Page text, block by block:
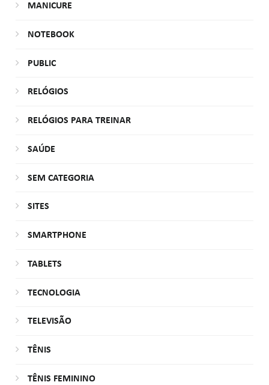
MANICURE
NOTEBOOK
PUBLIC
RELÓGIOS
RELÓGIOS PARA TREINAR
SAÚDE
SEM CATEGORIA
SITES
SMARTPHONE
TABLETS
TECNOLOGIA
TELEVISÃO
TÊNIS
TÊNIS FEMININO